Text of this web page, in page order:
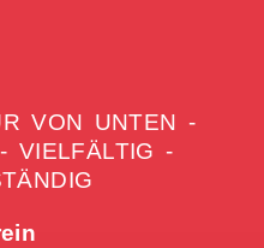
VON UNTEN -
VIELFÄLTIG -